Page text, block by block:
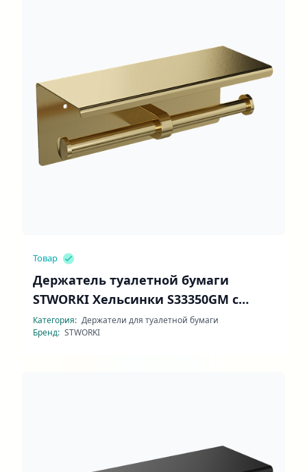
Товар
Держатель туалетной бумаги
STWORKI Хельсинки S33350GM с
полочкой
Категория: Держатели для туалетной бумаги
Бренд: STWORKI